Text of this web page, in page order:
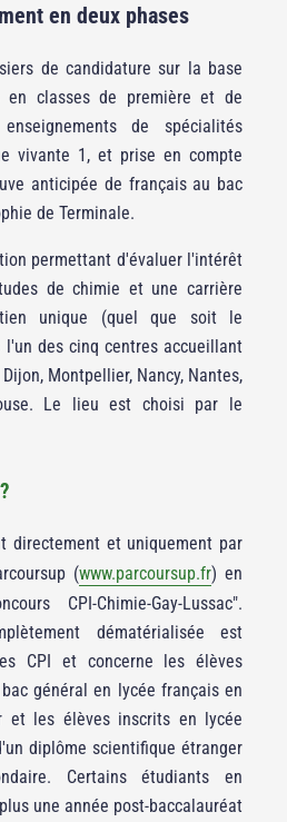
en deux phases
de candidature sur la base
en classes de première et de
de spécialités
vivante 1, et prise en compte
anticipée de français au bac
de Terminale.
permettant d'évaluer l'intérêt
de chimie et une carrière
unique (quel que soit le
des cinq centres accueillant
Montpellier, Nancy, Nantes,
Le lieu est choisi par le
directement et uniquement par
(www.parcoursup.fr) en
CPI-Chimie-Gay-Lussac".
dématérialisée est
CPI et concerne les élèves
général en lycée français en
et les élèves inscrits en lycée
diplôme scientifique étranger
Certains étudiants en
une année post-baccalauréat